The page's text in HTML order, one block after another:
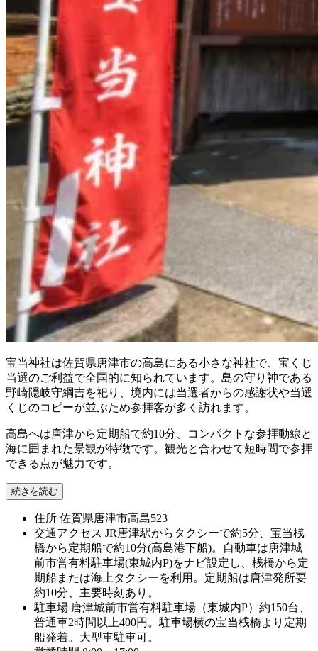
宝当神社は佐賀県唐津市の高島にある小さな神社で、宝くじ
当選のご利益で全国的に知られています。島の守り神である
野崎隠岐守綱吉を祀り、境内には当選者からの感謝状や当選
くじのコピーが並ぶため参拝客が多く訪れます。
高島へは唐津から定期船で約10分、コンパクトな参拝動線と
海に囲まれた景観が特徴です。観光と合わせて短時間で参拝
できる点が魅力です。
続きを読む
住所 佐賀県唐津市高島523
交通アクセス JR唐津駅からタクシーで約5分、宝当桟
橋から定期船で約10分(高島港下船)。自動車は唐津城
前市営有料駐車場(東城内P)をナビ設定し、桟橋から定
期船または海上タクシーを利用。定期船は唐津発所要
約10分、主要時刻あり。
駐車場 唐津城前市営有料駐車場（東城内P）約150台、
普通車2時間以上400円。駐車場横の宝当桟橋より定期
船発着。大型車駐車可。